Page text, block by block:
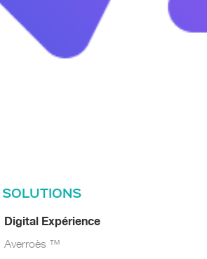
SOLUTIONS
Digital Expérience
Averroès ™